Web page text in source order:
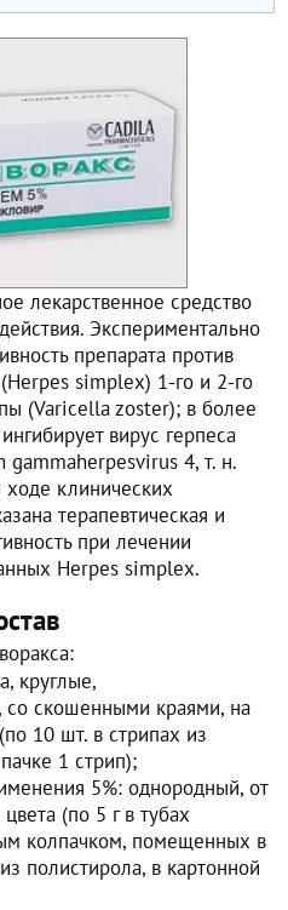
лекарственное средство
Экспериментально
препарата против
simplex) 1-го и 2-го
(Varicella zoster); в более
вирус герпеса
gammaherpesvirus 4, т. н.
клинических
терапевтическая и
при лечении
Herpes simplex.
круглые,
со скошенными краями, на
10 шт. в стрипах из
1 стрип);
5%: однородный, от
(по 5 г в тубах
колпачком, помещенных в
полистирола, в картонной